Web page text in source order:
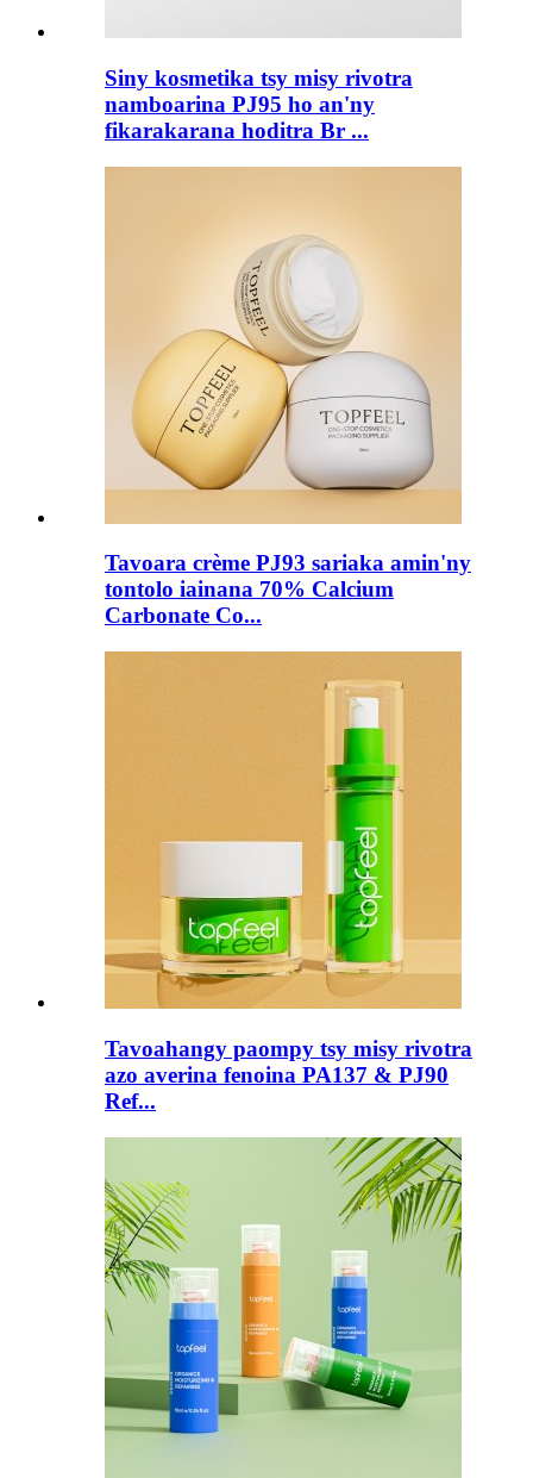
Siny kosmetika tsy misy rivotra
namboarina PJ95 ho an'ny
fikarakarana hoditra Br ...
Tavoara crème PJ93 sariaka amin'ny
tontolo iainana 70% Calcium
Carbonate Co...
Tavoahangy paompy tsy misy rivotra
azo averina fenoina PA137 & PJ90
Ref...